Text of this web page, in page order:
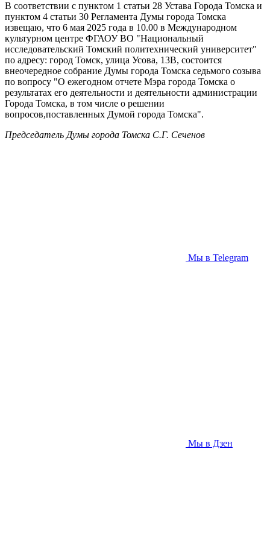
В соответствии с пунктом 1 статьи 28 Устава Города Томска и
пунктом 4 статьи 30 Регламента Думы города Томска
извещаю, что 6 мая 2025 года в 10.00 в Международном
культурном центре ФГАОУ ВО "Национальный
исследовательский Томский политехнический университет"
по адресу: город Томск, улица Усова, 13В, состоится
внеочередное собрание Думы города Томска седьмого созыва
по вопросу "О ежегодном отчете Мэра города Томска о
результатах его деятельности и деятельности администрации
Города Томска, в том числе о решении
вопросов,поставленных Думой города Томска".
Председатель Думы города Томска С.Г. Сеченов
Мы в Telegram
Мы в Дзен